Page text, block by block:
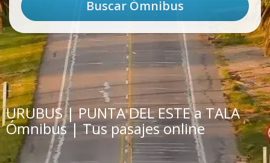
URUBUS | PUNTA DEL ESTE a TALA
Ómnibus | Tus pasajes online